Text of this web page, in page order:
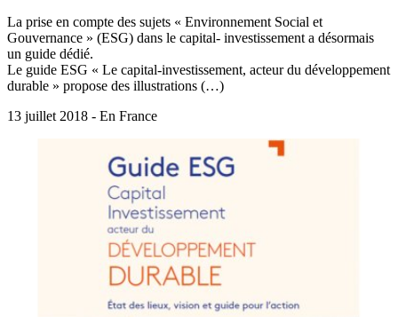
La prise en compte des sujets « Environnement Social et
Gouvernance » (ESG) dans le capital- investissement a désormais
un guide dédié.
Le guide ESG « Le capital-investissement, acteur du développement
durable » propose des illustrations (…)
13 juillet 2018 - En France